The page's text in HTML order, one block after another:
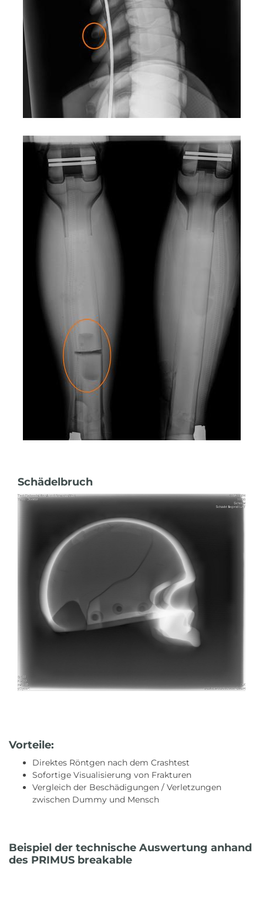
Schädelbruch
Vorteile:
Direktes Röntgen nach dem Crashtest
Sofortige Visualisierung von Frakturen
Vergleich der Beschädigungen / Verletzungen
zwischen Dummy und Mensch
Beispiel der technische Auswertung anhand
des PRIMUS breakable